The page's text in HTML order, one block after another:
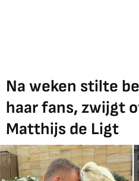
Na weken stilte
haar fans, zwijgt
Matthijs de Ligt